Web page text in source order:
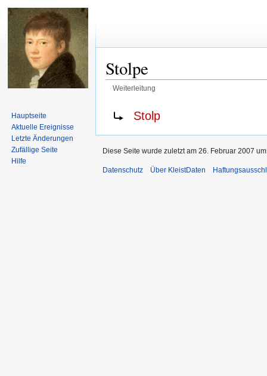
Stolpe
Weiterleitung
Navigation
springen
Suche
springen
Weiterleitung nach:
Stolp
Hauptseite
Aktuelle Ereignisse
Letzte Änderungen
Zufällige Seite
Hilfe
Diese Seite wurde zuletzt am 26. Februar 2007
Datenschutz Über KleistDaten